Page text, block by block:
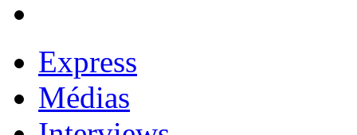
Express
Médias